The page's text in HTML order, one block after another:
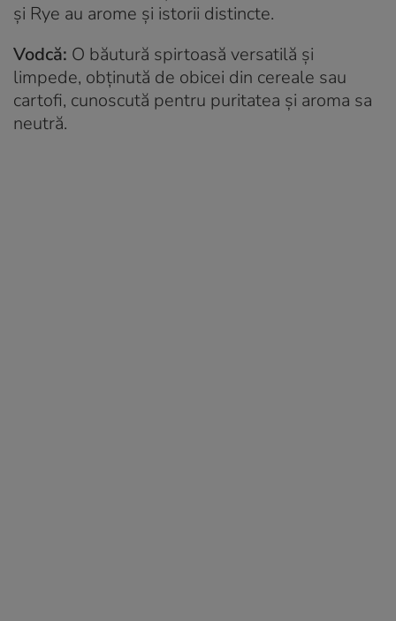
și Rye au arome și istorii distincte.
Vodcă: O băutură spirtoasă versatilă și
limpede, obținută de obicei din cereale sau
cartofi, cunoscută pentru puritatea și aroma sa
neutră.